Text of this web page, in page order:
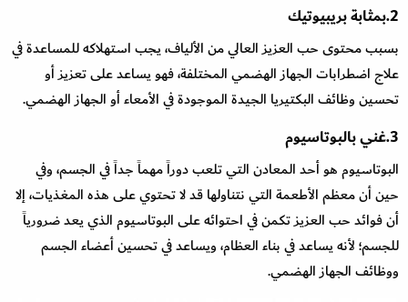
2.بمثابة بريبيوتيك
بسبب محتوى حب العزيز العالي من الألياف، يجب استهلاكه للمساعدة في
علاج اضطرابات الجهاز الهضمي المختلفة، فهو يساعد على تعزيز أو
تحسين وظائف البكتيريا الجيدة الموجودة في الأمعاء أو الجهاز الهضمي.
3.غني بالبوتاسيوم
البوتاسيوم هو أحد المعادن التي تلعب دوراً مهماً جداً في الجسم، وفي
حين أن معظم الأطعمة التي نتناولها قد لا تحتوي على هذه المغذيات، إلا
أن فوائد حب العزيز تكمن في احتوائه على البوتاسيوم الذي يعد ضرورياً
للجسم؛ لأنه يساعد في بناء العظام، ويساعد في تحسين أعضاء الجسم
ووظائف الجهاز الهضمي.